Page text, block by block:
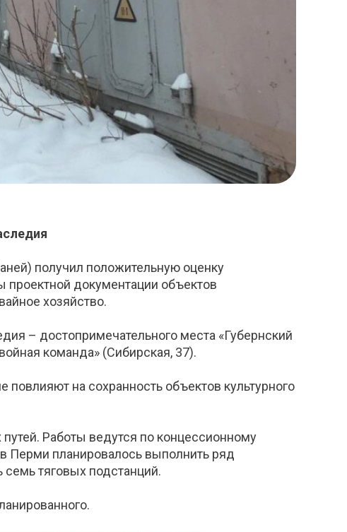
получил положительную оценку
проектной документации объектов
хозяйство.
– достопримечательного места «Губернский
команда» (Сибирская, 37).
на сохранность объектов культурного
Работы ведутся по концессионному
Перми планировалось выполнить ряд
семь тяговых подстанций.